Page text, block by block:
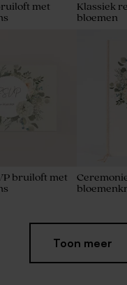
met
Klassiek
bloemen
bruiloft met
Toon meer